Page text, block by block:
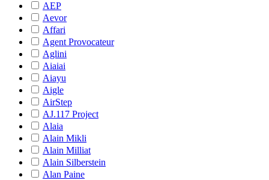
AEP
Aevor
Affari
Agent Provocateur
Aglini
Aiaiai
Aiayu
Aigle
AirStep
AJ.117 Project
Alaia
Alain Mikli
Alain Milliat
Alain Silberstein
Alan Paine